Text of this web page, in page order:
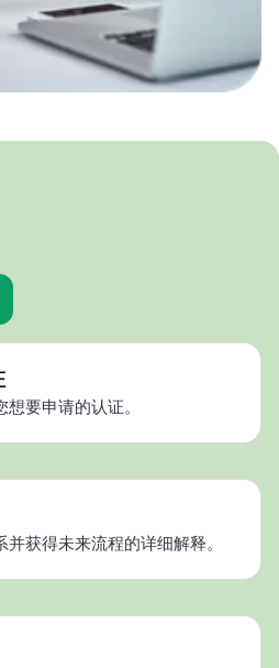
要申请的认证。
获得未来流程的详细解释。